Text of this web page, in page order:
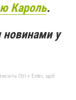
Кароль.
новинами у
Ctrl + Enter, щоб